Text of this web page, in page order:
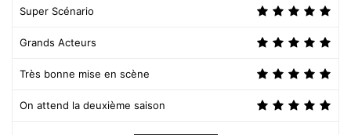
Super Scénario
Grands Acteurs
Très bonne mise en scène
On attend la deuxième saison